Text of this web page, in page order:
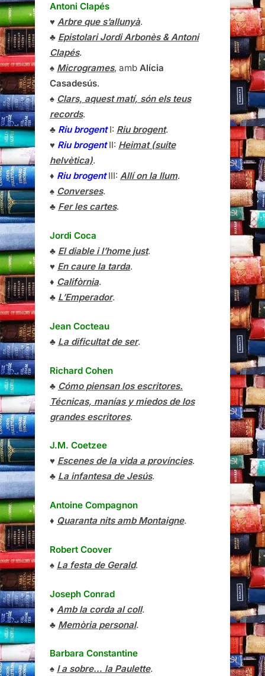
Antoni Clapés
♥ Arbre que s’allunyà.
♣ Epistolari Jordi Arbonès & Antoni
Clapés.
♠ Microgrames, amb Alícia
Casadesús.
♠ Clars, aquest matí, són els teus
records.
♣ Riu brogentI: Riu brogent.
♥ Riu brogentII: Heimat (suite
helvètica).
♦ Riu brogentIII: Allí on la llum.
♠ Converses.
♣ Fer les cartes.
Jordi Coca
♣ El diable i l’home just.
♥ En caure la tarda.
♦ Califòrnia.
♣ L’Emperador.
Jean Cocteau
♣ La dificultat de ser.
Richard Cohen
♣ Cómo piensan los escritores.
Técnicas, manías y miedos de los
grandes escritores.
J.M. Coetzee
♥ Escenes de la vida a províncies.
♣ La infantesa de Jesús.
Antoine Compagnon
♦ Quaranta nits amb Montaigne.
Robert Coover
♠ La festa de Gerald.
Joseph Conrad
♦ Amb la corda al coll.
♣ Memòria personal.
Barbara Constantine
♠ I a sobre… la Paulette.